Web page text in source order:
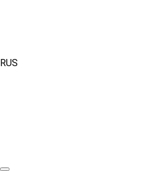
RUS